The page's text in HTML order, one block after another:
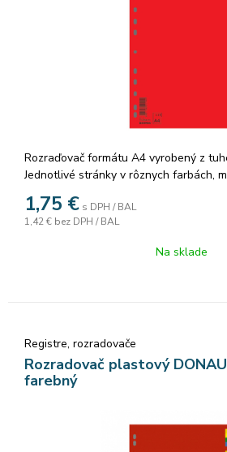
Rozraďovač formátu A4 vyrobený z
Jednotlivé stránky v rôznych farbách,
použitie rozraďovača v krúžkovom aj
Väčšie balenie 25 sád. Rozmery
rozraďovačov: 1-10
1,75 € s DPH / BAL
1,42 € bez DPH / BAL
Na sklade
Registre, rozradovače
Rozradovač plastový
farebný